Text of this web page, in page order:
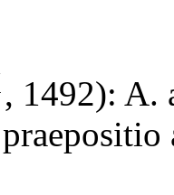
, 1492): A.